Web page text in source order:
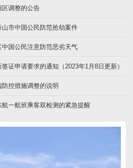
区调整的公告
市中国公民防范抢劫案件
国公民注意防范恶劣天气
证申请要求的通知（2023年1月8日更新）
控措施调整的说明
一航班乘客双检测的紧急提醒